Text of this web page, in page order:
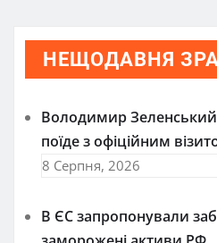
НЕЩОДАВНЯ
Володимир
поїде з офіційним
8 Серпня, 2026
В ЄС запропонували